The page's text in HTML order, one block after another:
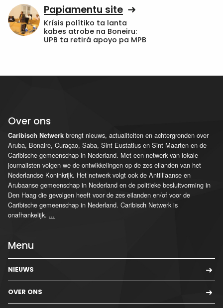
Papiamentu site
Krísis polítiko ta lanta
kabes atrobe na Boneiru:
UPB ta retirá apoyo pa MPB
Over ons
Caribisch Netwerk brengt nieuws, actualiteiten en achtergronden over
Aruba, Bonaire, Curaçao, Saba, Sint Eustatius en Sint Maarten en de
Caribische gemeenschap in Nederland. Met een netwerk van lokale
journalisten volgen we de ontwikkelingen op de zes eilanden van het
Nederlandse Koninkrijk. Het netwerk volgt ook de Antilliaanse en
Arubaanse gemeenschap in Nederland en de politieke besluitvorming in
Den Haag die gevolgen heeft voor de zes eilanden en/of voor de
Caribische gemeenschap in Nederland. Caribisch Netwerk is
onafhankelijk. ...
Menu
NIEUWS
OVER ONS